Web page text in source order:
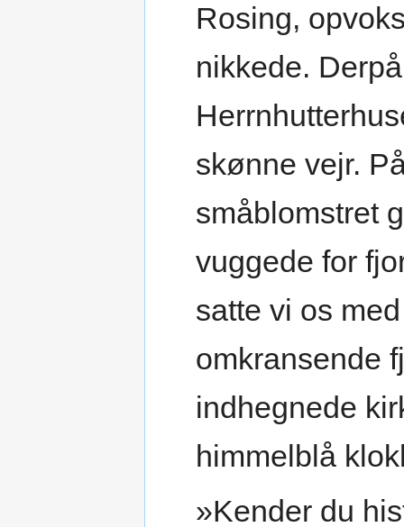
Rosing,
nikkede.
skønne vejr.
småblomstret
vuggede for
satte vi os
omkransende
indhegnede
himmelblå
»Kender du